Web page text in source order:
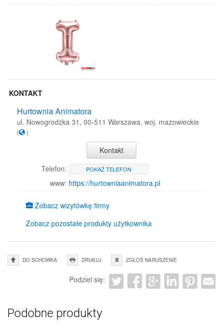
KONTAKT
Hurtownia Animatora
ul. Nowogrodzka 31, 00-511 Warszawa, woj. mazowieckie
( )
Kontakt
Telefon:
POKAŻ TELEFON
www: https://hurtowniaanimatora.pl
Zobacz wizytówkę firmy
Zobacz pozostałe produkty użytkownika
DO SCHOWKA DRUKUJ ZGŁOŚ NARUSZENIE
Podziel się:
Podobne produkty